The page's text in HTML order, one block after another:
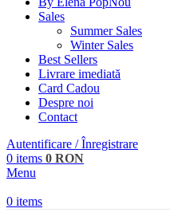
Sales
Summer Sales
Winter Sales
Best Sellers
Livrare imediată
Card Cadou
Despre noi
Contact
Autentificare / Înregistrare
0 items 0 RON
Menu
0 items